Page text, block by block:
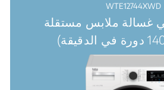
WTE12744XWD
غسالة ملابس مستقلة